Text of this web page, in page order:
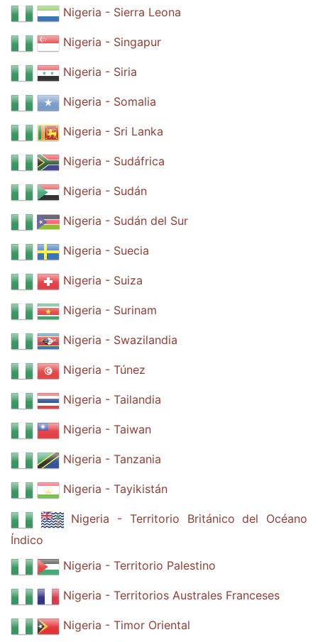
Nigeria - Sierra Leona
Nigeria - Singapur
Nigeria - Siria
Nigeria - Somalia
Nigeria - Sri Lanka
Nigeria - Sudáfrica
Nigeria - Sudán
Nigeria - Sudán del Sur
Nigeria - Suecia
Nigeria - Suiza
Nigeria - Surinam
Nigeria - Swazilandia
Nigeria - Túnez
Nigeria - Tailandia
Nigeria - Taiwan
Nigeria - Tanzania
Nigeria - Tayikistán
Nigeria - Territorio Británico del Océano
Índico
Nigeria - Territorio Palestino
Nigeria - Territorios Australes Franceses
Nigeria - Timor Oriental